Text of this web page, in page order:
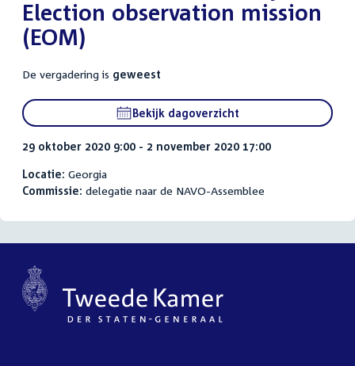
Election observation mission
(EOM)
De vergadering is geweest
Bekijk dagoverzicht
29 oktober 2020 9:00 - 2 november 2020 17:00
Locatie: Georgia
Commissie: delegatie naar de NAVO-Assemblee